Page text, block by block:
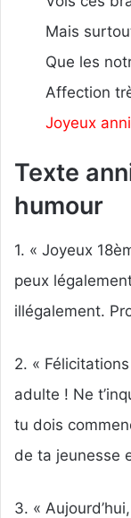
Mais
Que les
Affection
Joyeux
Texte
humour
1. « Joyeux
peux
illégalement.
2. «
adulte ! Ne
tu dois
de ta jeunesse
3. «